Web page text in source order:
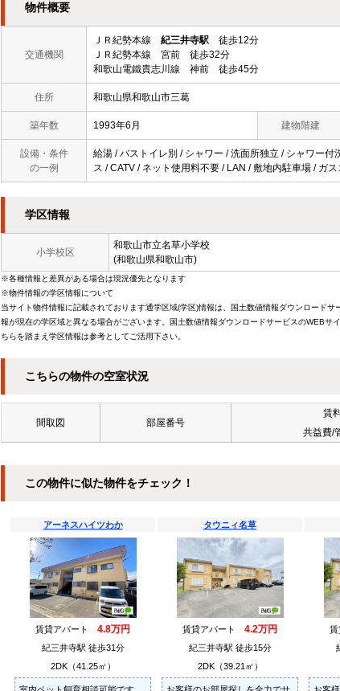
物件概要
交通機関
ＪＲ紀勢本線 紀三井寺駅 徒歩12分
ＪＲ紀勢本線 宮前 徒歩32分
和歌山電鐵貴志川線 神前 徒歩45分
住所 和歌山県和歌山市三葛
築年数 1993年6月 建物階建
設備・条件
の一例
給湯 / バストイレ別 / シャワー / 洗面所独立 / シャワー
ス / CATV / ネット使用料不要 / LAN / 敷地内駐車場 / ガ
学区情報
小学校区
和歌山市立名草小学校
(和歌山県和歌山市)
※各種情報と差異がある場合は現況優先となります
※物件情報の学区情報について
当サイト物件情報に記載されております通学区域(学区)情報は、国土数値情報ダウンロード
報が現在の学区域と異なる場合がございます。国土数値情報ダウンロードサービスのWEB
ちらを踏まえ学区情報は参考としてご活用下さい。
こちらの物件の空室状況
間取図 部屋番号
賃
共益費/
この物件に似た物件をチェック！
アーネスハイツわか
賃貸アパート 4.8万円
紀三井寺駅 徒歩31分
2DK（41.25㎡）
タウニィ名草
賃貸アパート 4.2万円
紀三井寺駅 徒歩15分
2DK（39.21㎡）